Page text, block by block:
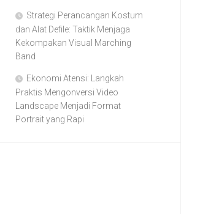
Strategi Perancangan Kostum
dan Alat Defile: Taktik Menjaga
Kekompakan Visual Marching
Band
Ekonomi Atensi: Langkah
Praktis Mengonversi Video
Landscape Menjadi Format
Portrait yang Rapi